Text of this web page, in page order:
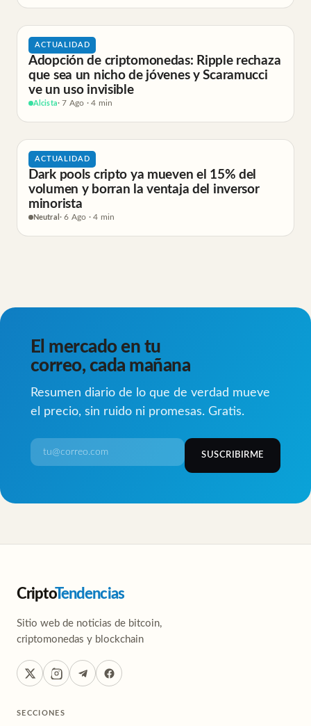
ACTUALIDAD
Adopción de criptomonedas: Ripple rechaza
que sea un nicho de jóvenes y Scaramucci
ve un uso invisible
Alcista· 7 Ago · 4 min
ACTUALIDAD
Dark pools cripto ya mueven el 15% del
volumen y borran la ventaja del inversor
minorista
Neutral · 6 Ago · 4 min
El mercado en tu
correo, cada mañana
Resumen diario de lo que de verdad mueve
el precio, sin ruido ni promesas. Gratis.
SUSCRIBIRME
CriptoTendencias
Sitio web de noticias de bitcoin,
criptomonedas y blockchain
SECCIONES